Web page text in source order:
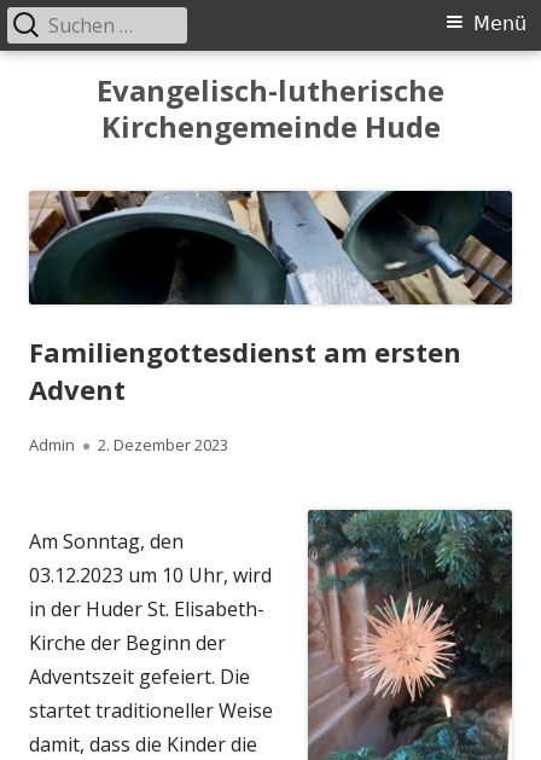
Evangelisch-lutherische
Kirchengemeinde Hude
Primäres
Menü
Suchen
nach:
Familiengottesdienst am ersten
Advent
Autor
Admin
Veröffentlicht
2. Dezember 2023
Am Sonntag, den
03.12.2023 um 10 Uhr, wird
in der Huder St. Elisabeth-
Kirche der Beginn der
Adventszeit gefeiert. Die
startet traditioneller Weise
damit, dass die Kinder die